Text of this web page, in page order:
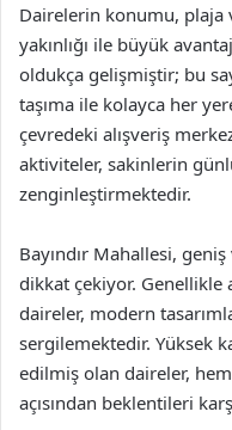
Dairelerin konumu, plaja
yakınlığı ile büyük
oldukça gelişmiştir; bu
taşıma ile kolayca her
çevredeki alışveriş
aktiviteler, sakinlerin
zenginleştirmektedir.
Bayındır Mahallesi,
dikkat çekiyor. Genellikle
daireler, modern
sergilemektedir. Yüksek
edilmiş olan daireler,
açısından beklentileri